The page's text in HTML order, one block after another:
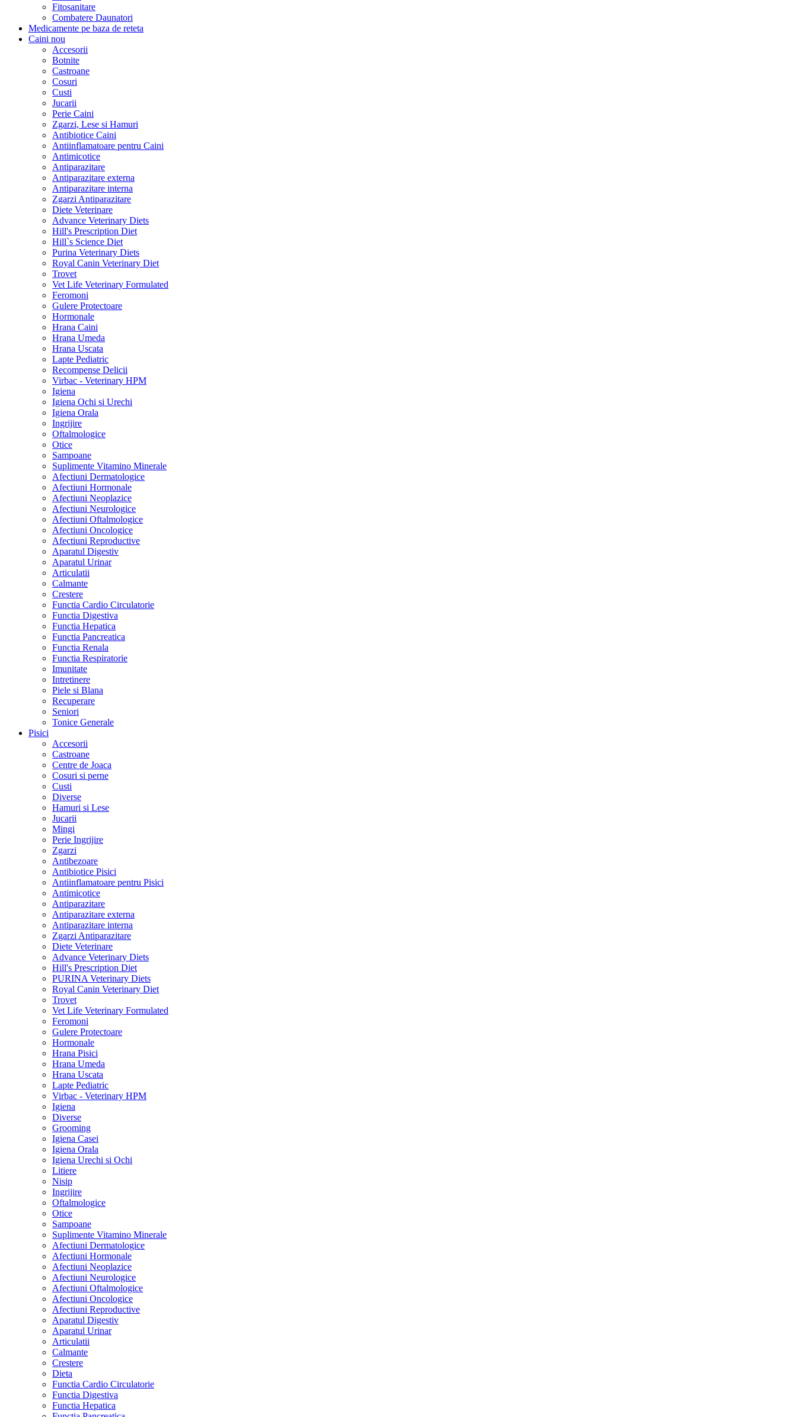
Fitosanitare
Combatere Daunatori
Medicamente pe baza de reteta
Caini nou
Accesorii
Botnite
Castroane
Cosuri
Custi
Jucarii
Perie Caini
Zgarzi, Lese si Hamuri
Antibiotice Caini
Antiinflamatoare pentru Caini
Antimicotice
Antiparazitare
Antiparazitare externa
Antiparazitare interna
Zgarzi Antiparazitare
Diete Veterinare
Advance Veterinary Diets
Hill's Prescription Diet
Hill`s Science Diet
Purina Veterinary Diets
Royal Canin Veterinary Diet
Trovet
Vet Life Veterinary Formulated
Feromoni
Gulere Protectoare
Hormonale
Hrana Caini
Hrana Umeda
Hrana Uscata
Lapte Pediatric
Recompense Delicii
Virbac - Veterinary HPM
Igiena
Igiena Ochi si Urechi
Igiena Orala
Ingrijire
Oftalmologice
Otice
Sampoane
Suplimente Vitamino Minerale
Afectiuni Dermatologice
Afectiuni Hormonale
Afectiuni Neoplazice
Afectiuni Neurologice
Afectiuni Oftalmologice
Afectiuni Oncologice
Afectiuni Reproductive
Aparatul Digestiv
Aparatul Urinar
Articulatii
Calmante
Crestere
Functia Cardio Circulatorie
Functia Digestiva
Functia Hepatica
Functia Pancreatica
Functia Renala
Functia Respiratorie
Imunitate
Intretinere
Piele si Blana
Recuperare
Seniori
Tonice Generale
Pisici
Accesorii
Castroane
Centre de Joaca
Cosuri si perne
Custi
Diverse
Hamuri si Lese
Jucarii
Mingi
Perie Ingrijire
Zgarzi
Antibezoare
Antibiotice Pisici
Antiinflamatoare pentru Pisici
Antimicotice
Antiparazitare
Antiparazitare externa
Antiparazitare interna
Zgarzi Antiparazitare
Diete Veterinare
Advance Veterinary Diets
Hill's Prescription Diet
PURINA Veterinary Diets
Royal Canin Veterinary Diet
Trovet
Vet Life Veterinary Formulated
Feromoni
Gulere Protectoare
Hormonale
Hrana Pisici
Hrana Umeda
Hrana Uscata
Lapte Pediatric
Virbac - Veterinary HPM
Igiena
Diverse
Grooming
Igiena Casei
Igiena Orala
Igiena Urechi si Ochi
Litiere
Nisip
Ingrijire
Oftalmologice
Otice
Sampoane
Suplimente Vitamino Minerale
Afectiuni Dermatologice
Afectiuni Hormonale
Afectiuni Neoplazice
Afectiuni Neurologice
Afectiuni Oftalmologice
Afectiuni Oncologice
Afectiuni Reproductive
Aparatul Digestiv
Aparatul Urinar
Articulatii
Calmante
Crestere
Dieta
Functia Cardio Circulatorie
Functia Digestiva
Functia Hepatica